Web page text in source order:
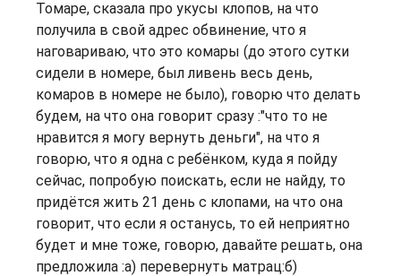
Томаре, сказала про укусы клопов, на что
получила в свой адрес обвинение, что я
наговариваю, что это комары (до этого сутки
сидели в номере, был ливень весь день,
комаров в номере не было), говорю что делать
будем, на что она говорит сразу :"что то не
нравится я могу вернуть деньги", на что я
говорю, что я одна с ребёнком, куда я пойду
сейчас, попробую поискать, если не найду, то
придётся жить 21 день с клопами, на что она
говорит, что если я останусь, то ей неприятно
будет и мне тоже, говорю, давайте решать, она
предложила :а) перевернуть матрац:б)